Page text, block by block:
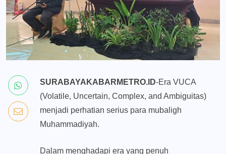
SURABAYAKABARMETRO.ID-Era VUCA
(Volatile, Uncertain, Complex, and Ambiguitas)
menjadi perhatian serius para mubaligh
Muhammadiyah.
Dalam menghadapi era yang penuh